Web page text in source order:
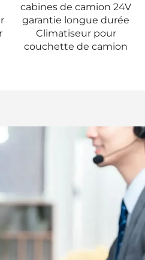
chauffage d'eau liquide
stationnaire